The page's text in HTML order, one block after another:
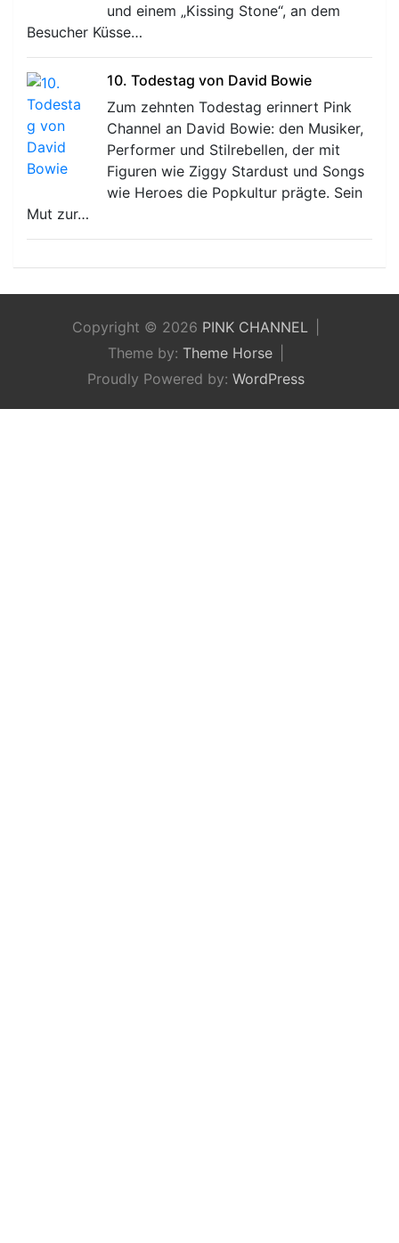
und einem „Kissing Stone“, an dem
Besucher Küsse…
10. Todestag von David Bowie
Zum zehnten Todestag erinnert Pink
Channel an David Bowie: den Musiker,
Performer und Stilrebellen, der mit
Figuren wie Ziggy Stardust und Songs
wie Heroes die Popkultur prägte. Sein
Mut zur…
Copyright © 2026 PINK CHANNEL
Theme by: Theme Horse
Proudly Powered by: WordPress